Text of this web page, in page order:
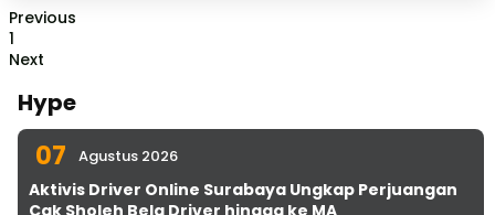
Previous
1
Next
Hype
07 Agustus 2026
Aktivis Driver Online Surabaya Ungkap Perjuangan
Cak Sholeh Bela Driver hingga ke MA